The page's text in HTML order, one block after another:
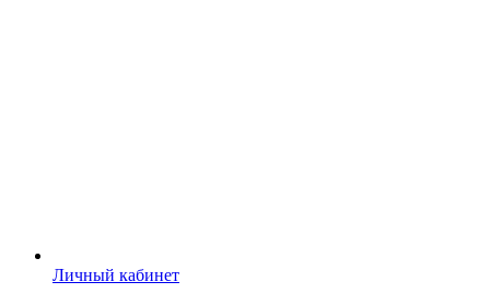
Личный кабинет